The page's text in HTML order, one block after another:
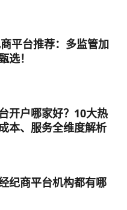
平台推荐：多监管加
选！
开户哪家好？10大热
本、服务全维度解析
纪商平台机构都有哪